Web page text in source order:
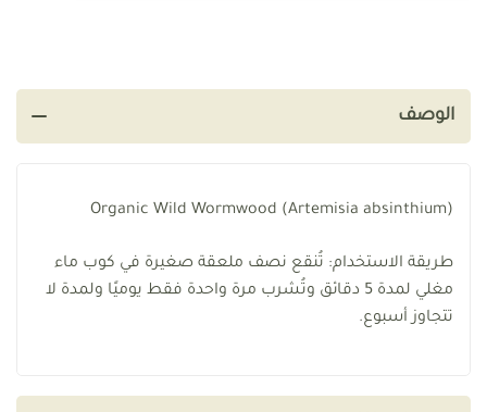
الوصف
Organic Wild Wormwood (Artemisia absinthium)
طريقة الاستخدام: تُنقع نصف ملعقة صغيرة في كوب ماء
مغلي لمدة 5 دقائق وتُشرب مرة واحدة فقط يوميًا ولمدة لا
تتجاوز أسبوع.